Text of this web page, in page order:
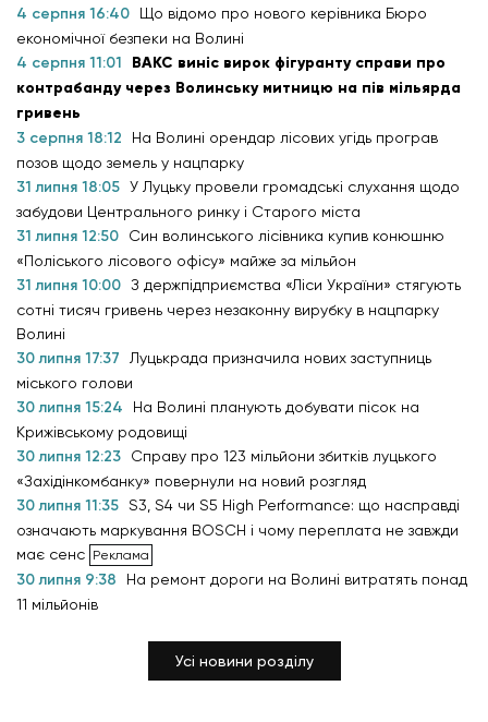
4 серпня 16:40
Що відомо про нового керівника Бюро
економічної безпеки на Волині
4 серпня 11:01
ВАКС виніс вирок фігуранту справи про
контрабанду через Волинську митницю на пів мільярда
гривень
3 серпня 18:12
На Волині орендар лісових угідь програв
позов щодо земель у нацпарку
31 липня 18:05 У Луцьку провели громадські слухання щодо
забудови Центрального ринку і Старого міста
31 липня 12:50
Син волинського лісівника купив конюшню
«Поліського лісового офісу» майже за мільйон
31 липня 10:00 З держпідприємства «Ліси України» стягують
сотні тисяч гривень через незаконну вирубку в нацпарку
Волині
30 липня 17:37
Луцькрада призначила нових заступниць
міського голови
30 липня 15:24
На Волині планують добувати пісок на
Крижівському родовищі
30 липня 12:23
Справу про 123 мільйони збитків луцького
«Західінкомбанку» повернули на новий розгляд
30 липня 11:35 S3, S4 чи S5 High Performance: що насправді
означають маркування BOSCH і чому переплата не завжди
має сенс
30 липня 9:38
На ремонт дороги на Волині витратять понад
11 мільйонів
Усі новини розділу